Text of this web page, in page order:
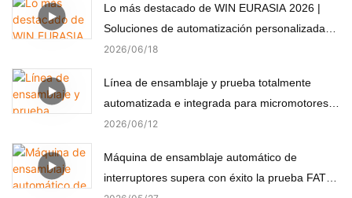
Lo más destacado de WIN EURASIA 2026 |
Soluciones de automatización personalizadas
para electrónica, automoción, medicina y
2026 06 18
Línea de ensamblaje y prueba totalmente
automatizada e integrada para micromotores
(componentes no estándar)
2026 06 12
Máquina de ensamblaje automático de
interruptores supera con éxito la prueba FAT